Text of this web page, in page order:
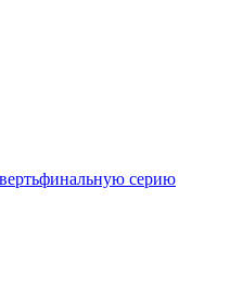
серию